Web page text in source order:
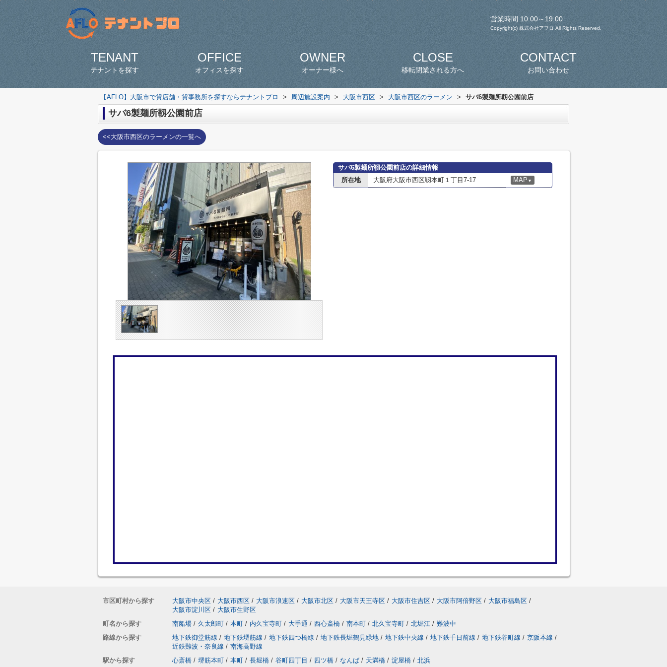
営業時間 10:00～19:00
Copyright(c) 株式会社アフロ All Rights Reserved.
TENANT
テナントを探す
OFFICE
オフィスを探す
OWNER
オーナー様へ
CLOSE
移転閉業される方へ
CONTACT
お問い合わせ
【AFLO】大阪市で貸店舗・貸事務所を探すならテナントプロ > 周辺施設案内 > 大阪市西区 > 大阪市西区のラーメン > サバ6製麺所靱公園前店
サバ6製麺所靱公園前店
<<大阪市西区のラーメンの一覧へ
サバ6製麺所靱公園前店の詳細情報
所在地
大阪府大阪市西区靱本町１丁目7-17 MAP ▼
市区町村から探す 大阪市中央区 / 大阪市西区 / 大阪市浪速区 / 大阪市北区 / 大阪市天王寺区 / 大阪市住吉区 / 大阪市阿倍野区 / 大阪市福島区 /
大阪市淀川区 / 大阪市生野区
町名から探す
南船場 / 久太郎町 / 本町 / 内久宝寺町 / 大手通 / 西心斎橋 / 南本町 / 北久宝寺町 / 北堀江 / 難波中
路線から探す
地下鉄御堂筋線 / 地下鉄堺筋線 / 地下鉄四つ橋線 / 地下鉄長堀鶴見緑地 / 地下鉄中央線 / 地下鉄千日前線 / 地下鉄谷町線 / 京阪本線 /
近鉄難波・奈良線 / 南海高野線
駅から探す
心斎橋 / 堺筋本町 / 本町 / 長堀橋 / 谷町四丁目 / 四ツ橋 / なんば / 天満橋 / 淀屋橋 / 北浜